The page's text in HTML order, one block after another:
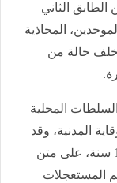
الثاني
المحاذية
خلف حالة من
المحلية
المدنية، وقد
تم نقل الفتاة، التي تبلغ من العمر حوالي 16 سنة، على متن
المستعجلات